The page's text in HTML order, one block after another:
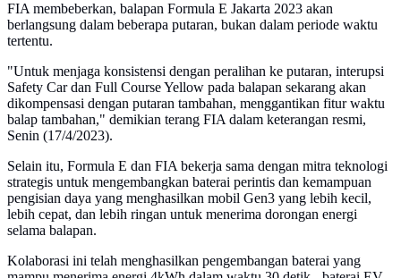
FIA membeberkan, balapan Formula E Jakarta 2023 akan
berlangsung dalam beberapa putaran, bukan dalam periode waktu
tertentu.
"Untuk menjaga konsistensi dengan peralihan ke putaran, interupsi
Safety Car dan Full Course Yellow pada balapan sekarang akan
dikompensasi dengan putaran tambahan, menggantikan fitur waktu
balap tambahan," demikian terang FIA dalam keterangan resmi,
Senin (17/4/2023).
Selain itu, Formula E dan FIA bekerja sama dengan mitra teknologi
strategis untuk mengembangkan baterai perintis dan kemampuan
pengisian daya yang menghasilkan mobil Gen3 yang lebih kecil,
lebih cepat, dan lebih ringan untuk menerima dorongan energi
selama balapan.
Kolaborasi ini telah menghasilkan pengembangan baterai yang